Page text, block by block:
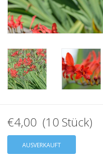
Unser Garten!
Starke Zwiebel Tage
Neuigkeiten
€4,00 (10 Stück)
AUSVERKAUFT